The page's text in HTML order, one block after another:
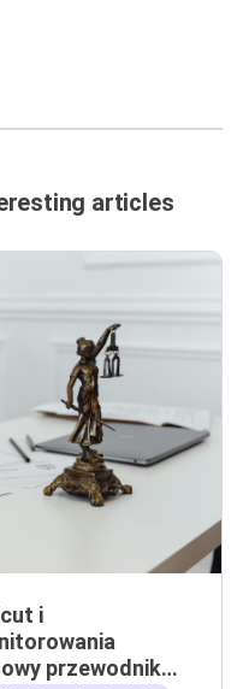
articles
i
przewodnik